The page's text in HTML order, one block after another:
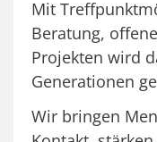
Mit
Beratung,
Projekten wird
Generationen
Wir bringen